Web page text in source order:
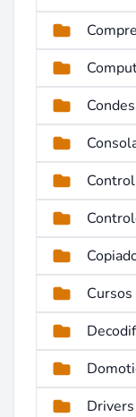
Cursos
Drivers